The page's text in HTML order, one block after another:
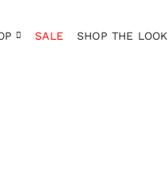
SALE SHOP THE LOOK